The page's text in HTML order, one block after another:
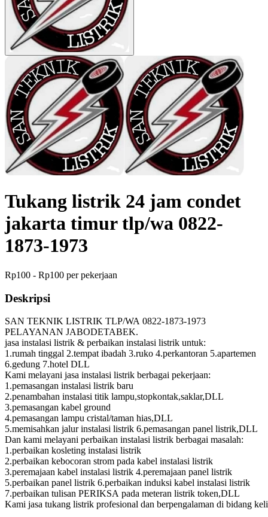
Tukang listrik 24 jam condet
jakarta timur tlp/wa 0822-
1873-1973
Rp100 - Rp100 per pekerjaan
Deskripsi
SAN TEKNIK LISTRIK TLP/WA 0822-1873-1973
PELAYANAN JABODETABEK.
jasa instalasi listrik & perbaikan instalasi listrik untuk:
1.rumah tinggal 2.tempat ibadah 3.ruko 4.perkantoran 5.apartemen
6.gedung 7.hotel DLL
Kami melayani jasa instalasi listrik berbagai pekerjaan:
1.pemasangan instalasi listrik baru
2.penambahan instalasi titik lampu,stopkontak,saklar,DLL
3.pemasangan kabel ground
4.pemasangan lampu cristal/taman hias,DLL
5.memisahkan jalur instalasi listrik 6.pemasangan panel listrik,DLL
Dan kami melayani perbaikan instalasi listrik berbagai masalah:
1.perbaikan kosleting instalasi listrik
2.perbaikan kebocoran strom pada kabel instalasi listrik
3.peremajaan kabel instalasi listrik 4.peremajaan panel listrik
5.perbaikan panel listrik 6.perbaikan induksi kabel instalasi listrik
7.perbaikan tulisan PERIKSA pada meteran listrik token,DLL
Kami jasa tukang listrik profesional dan berpengalaman di bidang